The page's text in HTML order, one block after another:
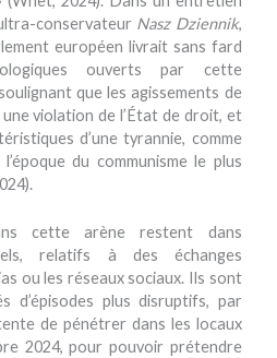
conservateur Nasz Dziennik,
européen livrait sans fard
ouverts par cette
que les agissements de
violation de l’État de droit, et
d’une tyrannie, comme
du communisme le plus
cette arène restent dans
relatifs à des échanges
ou les réseaux sociaux. Ils sont
d’épisodes plus disruptifs, par
de pénétrer dans les locaux
2024, pour pouvoir prétendre